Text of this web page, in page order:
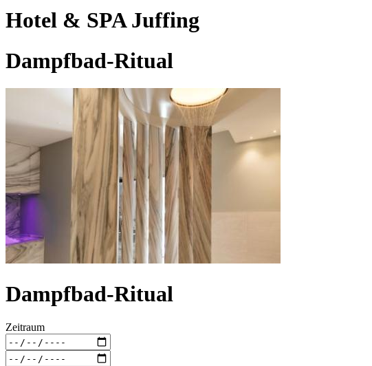
Hotel & SPA Juffing
Dampfbad-Ritual
Dampfbad-Ritual
Zeitraum